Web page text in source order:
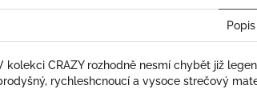
Popis
kolekci CRAZY rozhodně nesmí chybět již
rychleshcnoucí a vysoce strečový